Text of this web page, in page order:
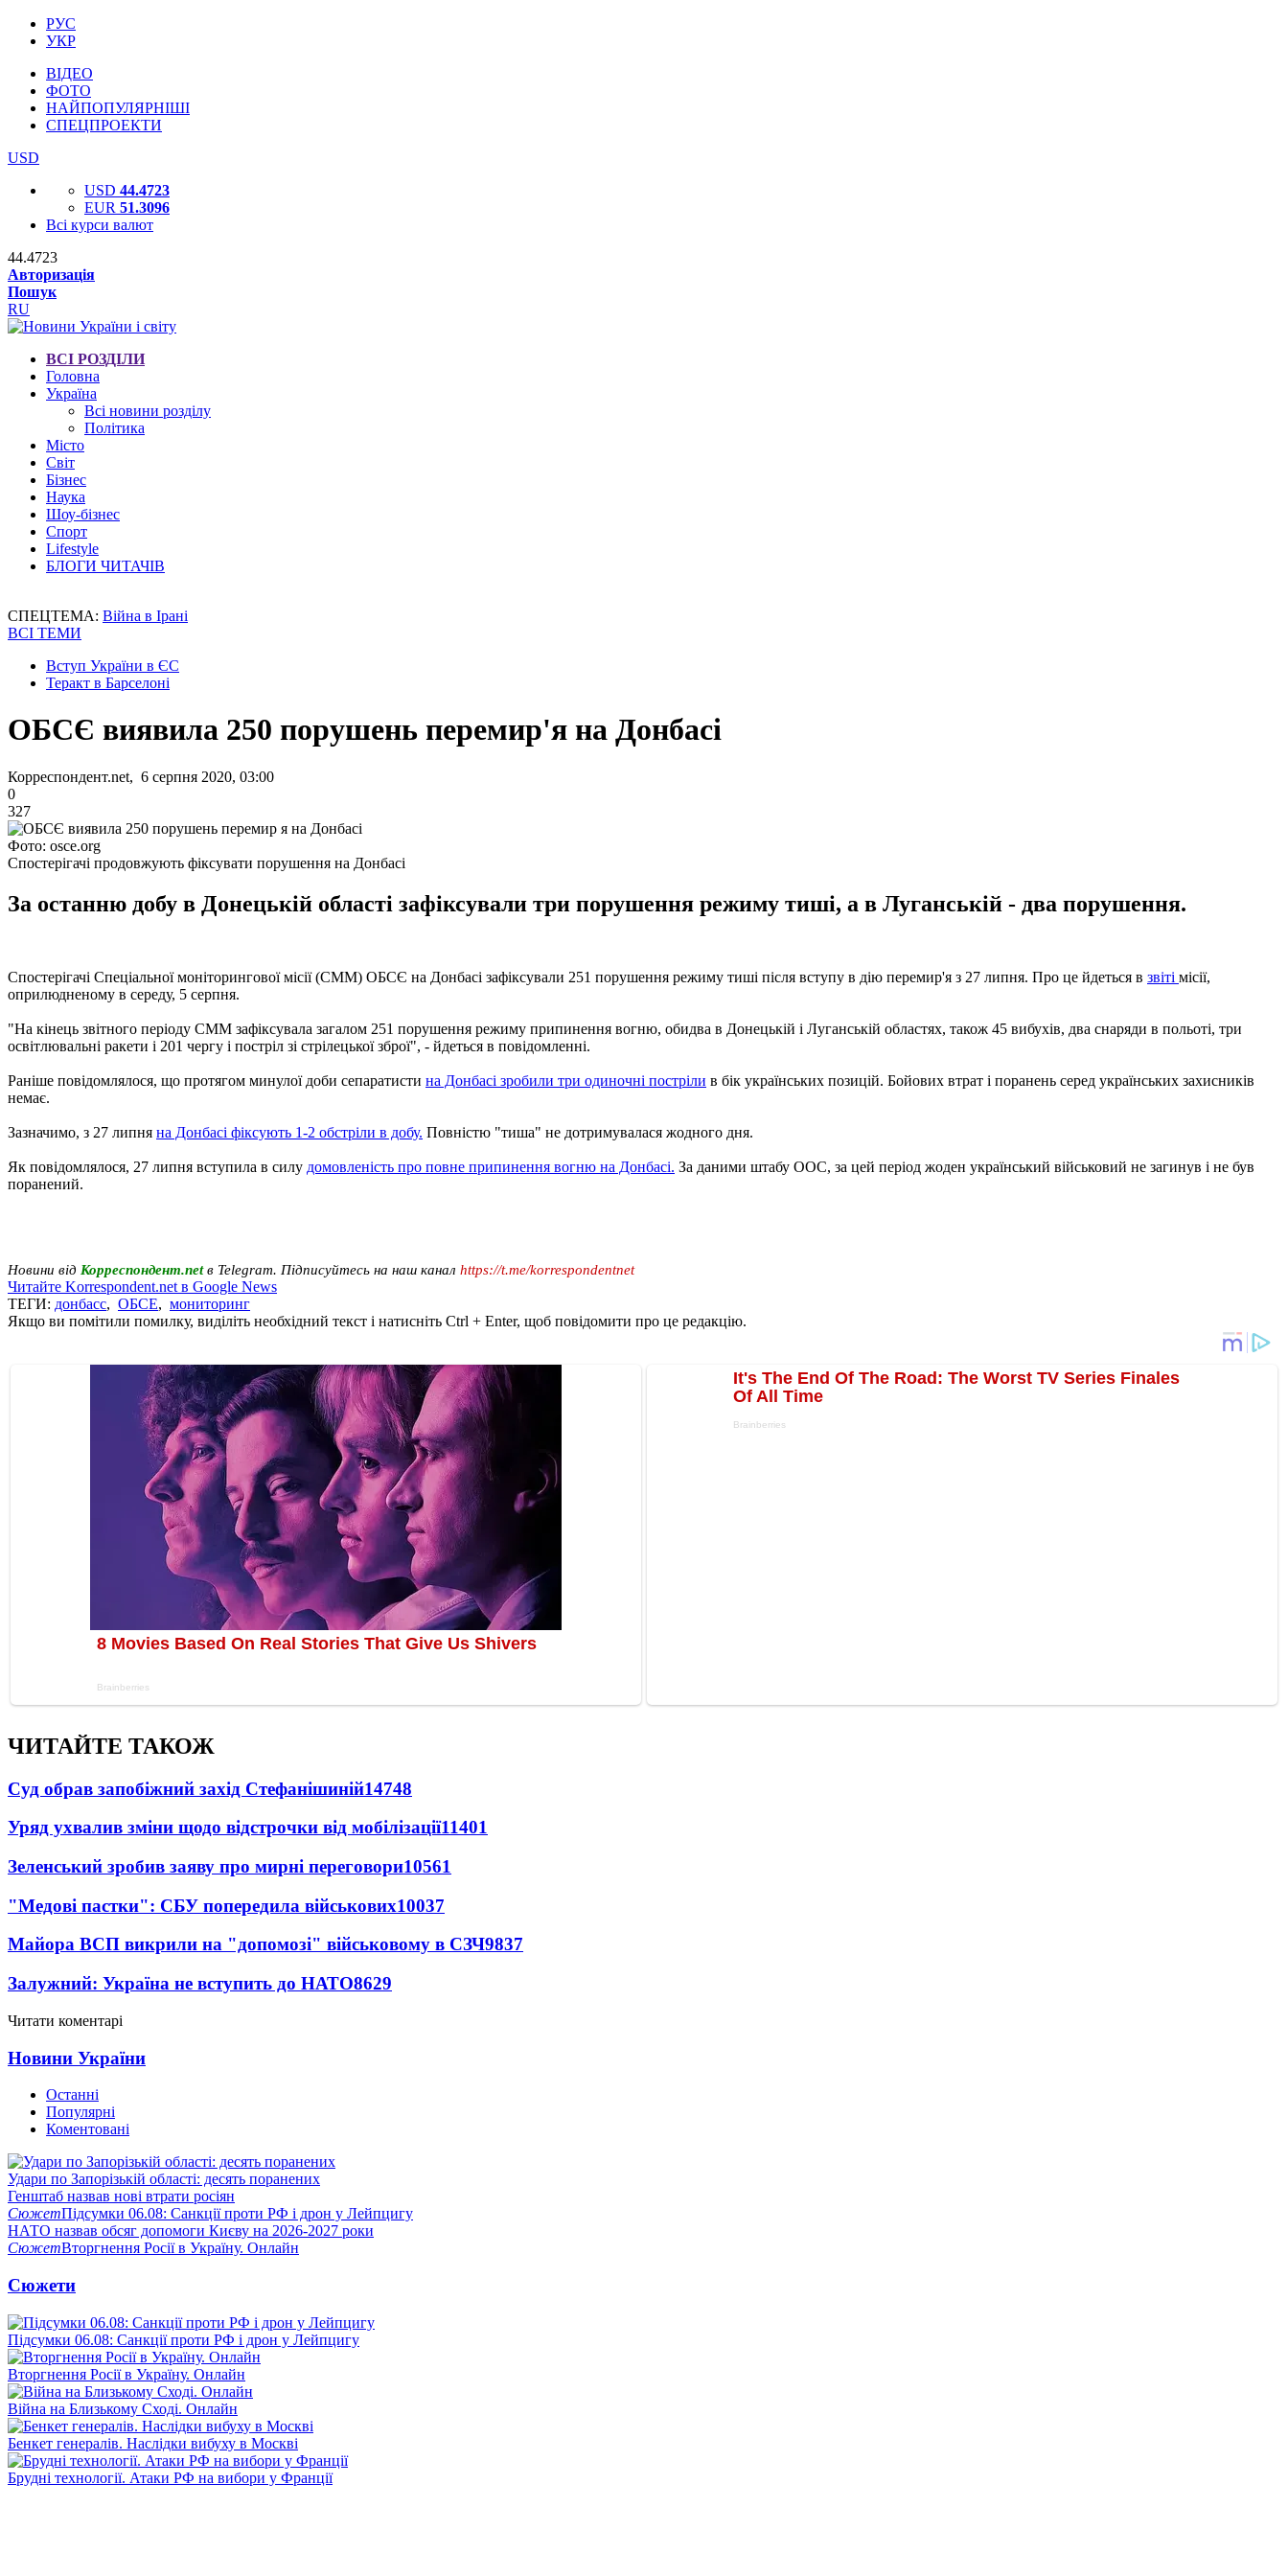
РУС
УКР
ВІДЕО
ФОТО
НАЙПОПУЛЯРНІШІ
СПЕЦПРОЕКТИ
USD
USD 44.4723
EUR 51.3096
Всі курси валют
44.4723
Авторизація
Пошук
RU
ВСІ РОЗДІЛИ
Головна
Україна
Всі новини розділу
Політика
Місто
Світ
Бізнес
Наука
Шоу-бізнес
Спорт
Lifestyle
БЛОГИ ЧИТАЧІВ
СПЕЦТЕМА: Війна в Ірані
ВСІ ТЕМИ
Вступ України в ЄС
Теракт в Барселоні
ОБСЄ виявила 250 порушень перемир'я на Донбасі
Корреспондент.net, 6 серпня 2020, 03:00
0
327
Фото: osce.org
Спостерігачі продовжують фіксувати порушення на Донбасі
За останню добу в Донецькій області зафіксували три порушення режиму тиші, а в Луганській - два порушення.
Спостерігачі Спеціальної моніторингової місії (СММ) ОБСЄ на Донбасі зафіксували 251 порушення режиму тиші після вступу в дію перемир'я з 27 липня. Про це йдеться в звіті місії,
оприлюдненому в середу, 5 серпня.
"На кінець звітного періоду СММ зафіксувала загалом 251 порушення режиму припинення вогню, обидва в Донецькій і Луганській областях, також 45 вибухів, два снаряди в польоті, три
освітлювальні ракети і 201 чергу і постріл зі стрілецької зброї", - йдеться в повідомленні.
Раніше повідомлялося, що протягом минулої доби сепаратисти на Донбасі зробили три одиночні постріли в бік українських позицій. Бойових втрат і поранень серед українських захисників
немає.
Зазначимо, з 27 липня на Донбасі фіксують 1-2 обстріли в добу. Повністю "тиша" не дотримувалася жодного дня.
Як повідомлялося, 27 липня вступила в силу домовленість про повне припинення вогню на Донбасі. За даними штабу ООС, за цей період жоден український військовий не загинув і не був
поранений.
Новини від Корреспондент.netв Telegram. Підписуйтесь на наш канал https://t.me/korrespondentnet
Читайте Korrespondent.net в Google News
ТЕГИ: донбасс, ОБСЕ, мониторинг
Якщо ви помітили помилку, виділіть необхідний текст і натисніть Ctrl + Enter, щоб повідомити про це редакцію.
ЧИТАЙТЕ ТАКОЖ
Суд обрав запобіжний захід Стефанішиній14748
Уряд ухвалив зміни щодо відстрочки від мобілізації11401
Зеленський зробив заяву про мирні переговори10561
"Медові пастки": СБУ попередила військових10037
Майора ВСП викрили на "допомозі" військовому в СЗЧ9837
Залужний: Україна не вступить до НАТО8629
Читати коментарі
Новини України
Останні
Популярні
Коментовані
Удари по Запорізькій області: десять поранених
Генштаб назвав нові втрати росіян
СюжетПідсумки 06.08: Санкції проти РФ і дрон у Лейпцигу
НАТО назвав обсяг допомоги Києву на 2026-2027 роки
СюжетВторгнення Росії в Україну. Онлайн
Сюжети
Підсумки 06.08: Санкції проти РФ і дрон у Лейпцигу
Вторгнення Росії в Україну. Онлайн
Війна на Близькому Сході. Онлайн
Бенкет генералів. Наслідки вибуху в Москві
Брудні технології. Атаки РФ на вибори у Франції